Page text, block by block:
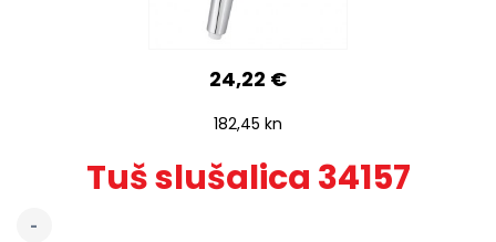
24,22 €
182,45 kn
Tuš slušalica 34157